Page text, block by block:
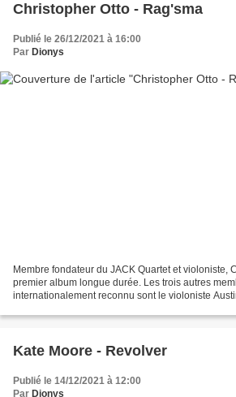
Christopher Otto - Rag'sma
Publié le 26/12/2021 à 16:00
Par Dionys
Membre fondateur du JACK Quartet et violoniste,
premier album longue durée. Les trois autres
internationalement reconnu sont le violoniste
Kate Moore - Revolver
Publié le 14/12/2021 à 12:00
Par Dionys